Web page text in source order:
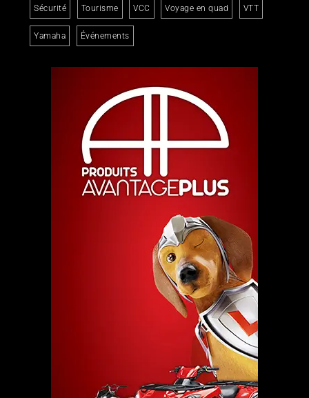
Sécurité Tourisme VCC Voyage en quad VTT
Yamaha Événements